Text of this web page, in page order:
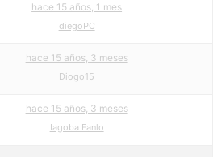
hace 15 años, 1 mes
diegoPC
hace 15 años, 3 meses
Diogo15
hace 15 años, 3 meses
Iagoba Fanlo